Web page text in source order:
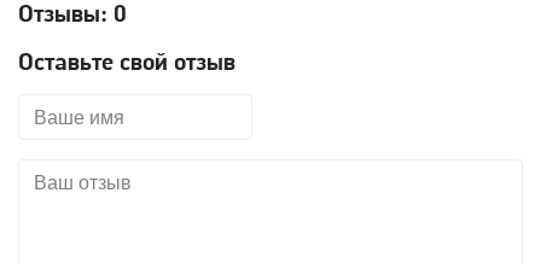
Отзывы: 0
Оставьте свой отзыв